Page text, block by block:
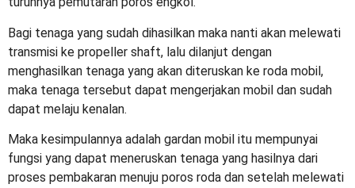
Bagi tenaga yang sudah dihasilkan maka nanti akan melewati
transmisi ke propeller shaft, lalu dilanjut dengan
menghasilkan tenaga yang akan diteruskan ke roda mobil,
maka tenaga tersebut dapat mengerjakan mobil dan sudah
dapat melaju kenalan.
Maka kesimpulannya adalah gardan mobil itu mempunyai
fungsi yang dapat meneruskan tenaga yang hasilnya dari
proses pembakaran menuju poros roda dan setelah melewati